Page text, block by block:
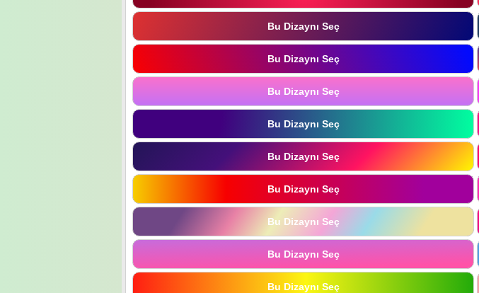
Bu Dizaynı Seç
Bu Dizaynı Seç
Bu Dizaynı Seç
Bu Dizaynı Seç
Bu Dizaynı Seç
Bu Dizaynı Seç
Bu Dizaynı Seç
Bu Dizaynı Seç
Bu Dizaynı Seç